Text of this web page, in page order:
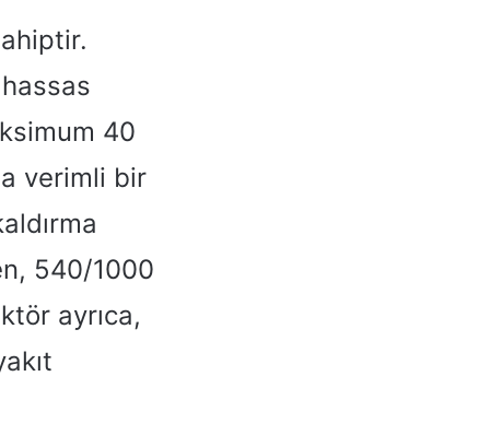
40
verimli bir
540/1000
ayrıca,